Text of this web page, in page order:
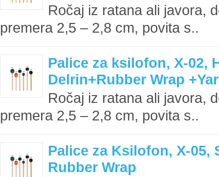
Ročaj iz ratana ali javora,
premera 2,5 – 2,8 cm, povita s..
Palice za ksilofon, X-02,
Delrin+Rubber Wrap
Ročaj iz ratana ali javora,
premera 2,5 – 2,8 cm, povita s..
Palice za Ksilofon, X-05,
Rubber Wrap